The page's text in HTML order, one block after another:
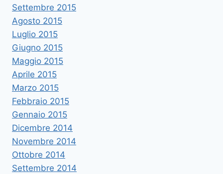
Settembre 2015
Agosto 2015
Luglio 2015
Giugno 2015
Maggio 2015
Aprile 2015
Marzo 2015
Febbraio 2015
Gennaio 2015
Dicembre 2014
Novembre 2014
Ottobre 2014
Settembre 2014